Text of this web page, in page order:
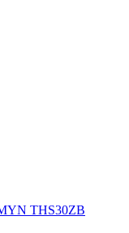
THS30ZB